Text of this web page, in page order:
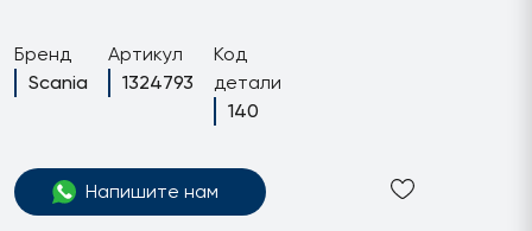
Бренд
Scania
Артикул
1324793
Код
детали
140
Напишите нам